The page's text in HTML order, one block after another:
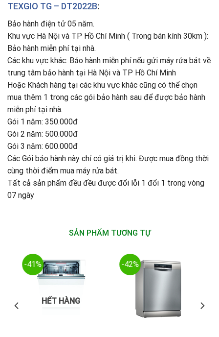
TEXGIO TG – DT2022B:
Bảo hành điện tử 05 năm.
Khu vực Hà Nội và TP Hồ Chí Minh ( Trong bán kính 30km ):
Bảo hành miễn phí tại nhà.
Các khu vực khác: Bảo hành miễn phí nếu gửi máy rửa bát về
trung tâm bảo hành tại Hà Nội và TP Hồ Chí Minh
Hoặc Khách hàng tại các khu vực khác cũng có thể chọn
mua thêm 1 trong các gói bảo hành sau để được bảo hành
miễn phí tại nhà.
Gói 1 năm: 350.000đ
Gói 2 năm: 500.000đ
Gói 3 năm: 600.000đ
Các Gói bảo hành này chỉ có giá trị khi: Được mua đồng thời
cùng thời điểm mua máy rửa bát.
Tất cả sản phẩm đều đều được đổi lỗi 1 đổi 1 trong vòng
07 ngày
SẢN PHẨM TƯƠNG TỰ
-41%
HẾT HÀNG
-42%